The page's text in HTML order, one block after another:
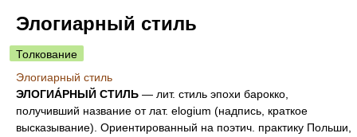
Элогиарный стиль
Толкование
Элогиарный стиль
ЭЛОГИА́РНЫЙ СТИЛЬ — лит. стиль эпохи барокко,
получивший название от лат. elogium (надпись, краткое
высказывание). Ориентированный на поэтич. практику Польши,